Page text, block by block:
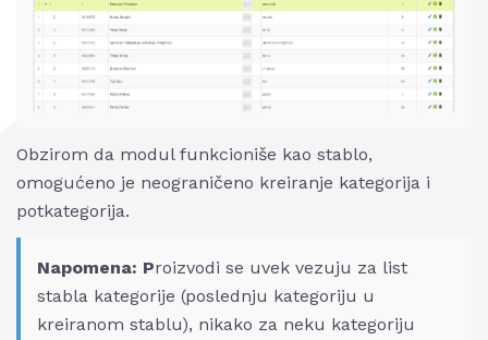
Obzirom da modul funkcioniše kao stablo,
omogućeno je neograničeno kreiranje kategorija i
potkategorija.
Napomena: Proizvodi se uvek vezuju za list
stabla kategorije (poslednju kategoriju u
kreiranom stablu), nikako za neku kategoriju